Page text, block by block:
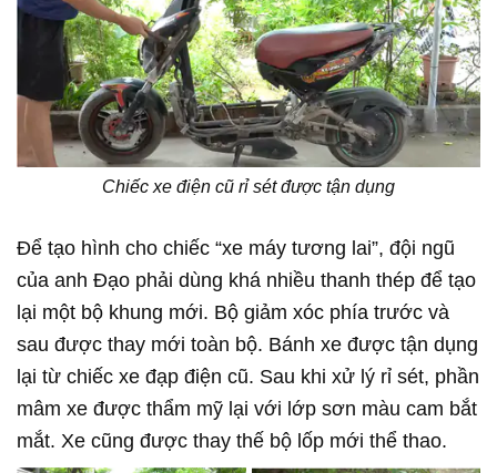
Chiếc xe điện cũ rỉ sét được tận dụng
Để tạo hình cho chiếc “xe máy tương lai”, đội ngũ
của anh Đạo phải dùng khá nhiều thanh thép để tạo
lại một bộ khung mới. Bộ giảm xóc phía trước và
sau được thay mới toàn bộ. Bánh xe được tận dụng
lại từ chiếc xe đạp điện cũ. Sau khi xử lý rỉ sét, phần
mâm xe được thẩm mỹ lại với lớp sơn màu cam bắt
mắt. Xe cũng được thay thế bộ lốp mới thể thao.